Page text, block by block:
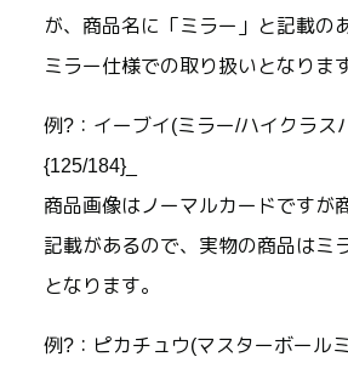
が、商品名に「ミラー」と記載の
ミラー仕様での取り扱いとなります
例?：イーブイ(ミラー/ハイクラス
{125/184}_
商品画像はノーマルカードですが
記載があるので、実物の商品はミ
となります。
例?：ピカチュウ(マスターボール